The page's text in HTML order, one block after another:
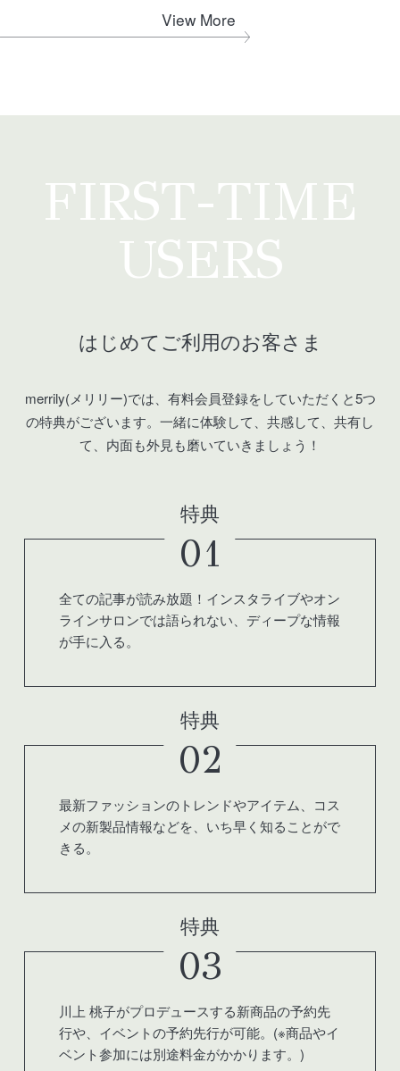
View More
FIRST-TIME
USERS
はじめてご利用のお客さま
merrily(メリリー)では、有料会員登録をしていただくと5つ
の特典がございます。 一緒に体験して、共感して、共有し
て、内面も外見も磨いていきましょう！
特典
01
全ての記事が読み放題！インスタライブやオン
ラインサロンでは語られない、ディープな情報
が手に入る。
特典
02
最新ファッションのトレンドやアイテム、コス
メの新製品情報などを、いち早く知ることがで
きる。
特典
03
川上 桃子がプロデュースする新商品の予約先
行や、イベントの予約先行が可能。(※商品やイ
ベント参加には別途料金がかかります。)